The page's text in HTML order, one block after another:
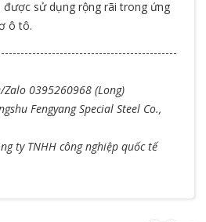
được sử dụng rộng rãi trong ứng
ô tô.
0395260968 (Long)
Fengyang Special Steel Co.,
ty TNHH công nghiệp quốc tế